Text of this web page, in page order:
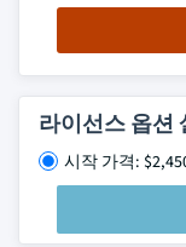
라이선스 옵션
시작 가격: